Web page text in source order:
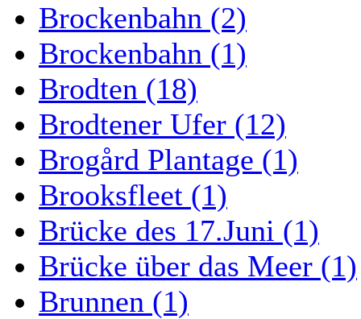
Brockenbahn (2)
Brockenbahn (1)
Brodten (18)
Brodtener Ufer (12)
Brogård Plantage (1)
Brooksfleet (1)
Brücke des 17.Juni (1)
Brücke über das Meer (1)
Brunnen (1)